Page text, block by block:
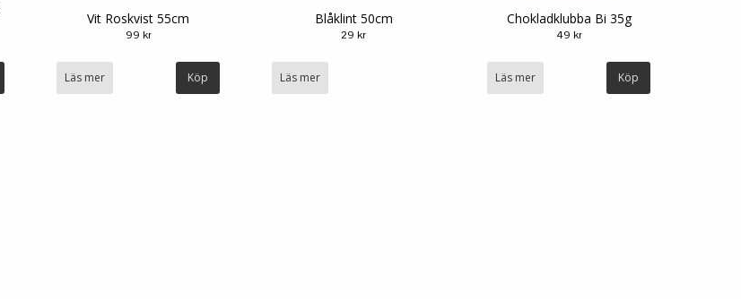
Vit Roskvist 55cm
99 kr
Läs mer
Blåklint 50cm
29 kr
Läs mer
Chokladklubba Bi 35g
49 kr
Läs mer